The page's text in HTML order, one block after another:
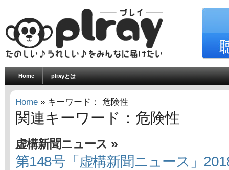
Home plrayとは
Home » キーワード： 危険性
関連キーワード：危険性
虚構新聞ニュース »
第148号「虚構新聞ニュース」